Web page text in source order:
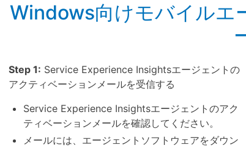
Windows向けモバイルエ
Step 1: Service Experience Insightsエージェントの
アクティベーションメールを受信する
Service Experience Insightsエージェントのアク
ティベーションメールを確認してください。
メールには、エージェントソフトウェアをダウン